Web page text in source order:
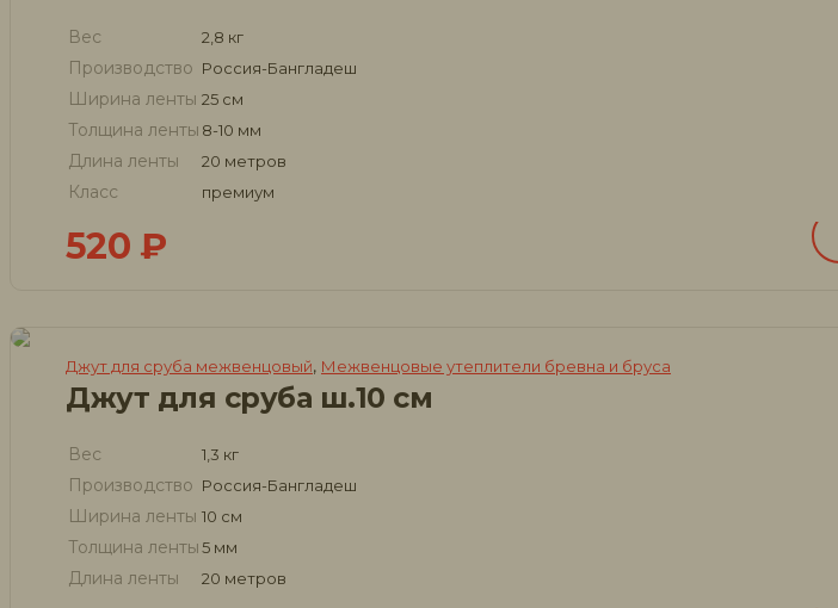
Вес 2,8 кг
Производство Россия-Бангладеш
Ширина ленты 25 см
Толщина ленты 8-10 мм
Длина ленты 20 метров
Класс премиум
520 ₽
Джут для сруба межвенцовый, Межвенцовые утеплители бревна и бруса
Джут для сруба ш.10 см
Вес 1,3 кг
Производство Россия-Бангладеш
Ширина ленты 10 см
Толщина ленты5 мм
Длина ленты 20 метров